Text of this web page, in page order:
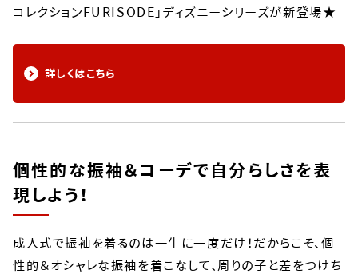
コレクションFURISODE」ディズニーシリーズが新登場★
詳しくはこちら
個性的な振袖＆コーデで自分らしさを表
現しよう！
成人式で振袖を着るのは一生に一度だけ！だからこそ、個
性的＆オシャレな振袖を着こなして、周りの子と差をつけち